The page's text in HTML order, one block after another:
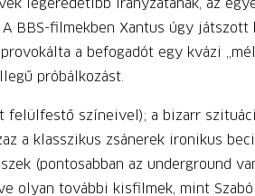
legeredetibb irányzatának, az
BBS-filmekben Xantus úgy
a befogadót egy kvázi
próbálkozást.
felülfestő színeivel); a bizarr
a klasszikus zsánerek ironikus
(pontosabban az underground
olyan további kisfilmek, mint